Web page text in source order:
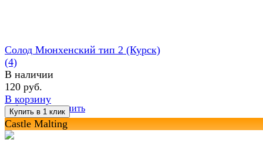
избранное сравнить
Солод Мюнхенский тип 2 (Курск)
(4)
В наличии
120 руб.
В корзину
Castle Malting